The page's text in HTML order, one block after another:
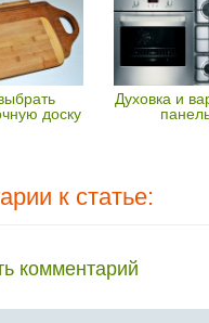
доску
Духовка и
к статье:
комментарий